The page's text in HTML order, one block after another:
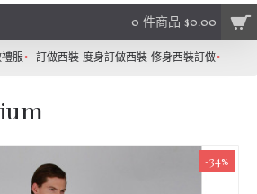
0 件商品 $0.00
服 訂做西裝 度身訂做西裝 修身西裝訂做
-34%